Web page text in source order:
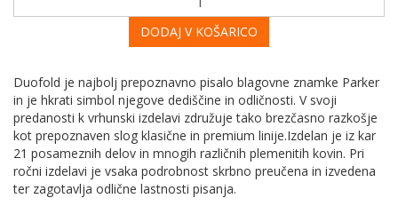
DODAJ V KOŠARICO
Duofold je najbolj prepoznavno pisalo blagovne znamke Parker
in je hkrati simbol njegove dediščine in odličnosti. V svoji
predanosti k vrhunski izdelavi združuje tako brezčasno razkošje
kot prepoznaven slog klasične in premium linije.Izdelan je iz kar
21 posameznih delov in mnogih različnih plemenitih kovin. Pri
ročni izdelavi je vsaka podrobnost skrbno preučena in izvedena
ter zagotavlja odlične lastnosti pisanja.